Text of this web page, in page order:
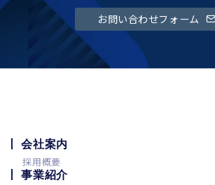
お問い合わせフォーム
会社案内
採用概要
事業紹介